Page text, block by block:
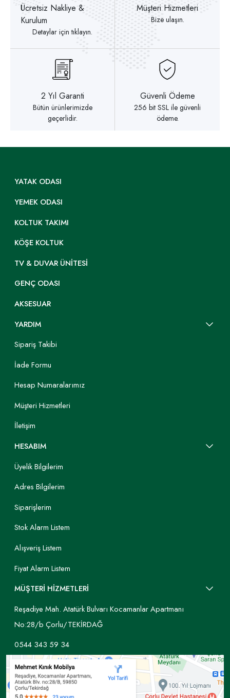
Ücretsiz Nakliye &
Kurulum
Detaylar için tıklayın.
Müşteri Hizmetleri
Bize ulaşın.
2 Yıl Garanti
Bütün ürünlerimizde
geçerlidir.
Güvenli Ödeme
256 bit SSL ile güvenli
ödeme.
YATAK ODASI
YEMEK ODASI
KOLTUK TAKIMI
KÖŞE KOLTUK
TV & DUVAR ÜNITESI
GENÇ ODASI
AKSESUAR
YARDIM
Sipariş Takibi
İade Formu
Hesap Numaralarımız
Müşteri Hizmetleri
İletişim
HESABIM
Üyelik Bilgilerim
Adres Bilgilerim
Siparişlerim
Stok Alarm Listem
Alışveriş Listem
Fiyat Alarm Listem
MÜŞTERİ HİZMETLERİ
Reşadiye Mah. Atatürk Bulvarı Kocamanlar Apartmanı
No:28/b Çorlu/TEKİRDAĞ
0544 343 59 34